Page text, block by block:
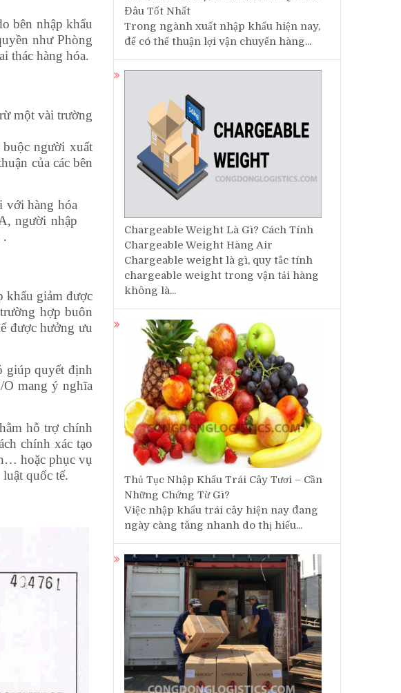
bên nhập khẩu
như Phòng
thác hàng hóa.
một vài trường
người xuất
của các bên
với hàng hóa
người nhập
.
khẩu giảm được
hợp buôn
được hưởng ưu
giúp quyết định
mang ý nghĩa
hỗ trợ chính
chính xác tạo
hoặc phục vụ
quốc tế.
Đâu Tốt Nhất
Trong ngành xuất nhập khẩu hiện nay,
để có thể thuận lợi vận chuyển hàng...
Chargeable Weight Là Gì? Cách Tính
Chargeable Weight Hàng Air
Chargeable weight là gì, quy tắc tính
chargeable weight trong vận tải hàng
không là...
Thủ Tục Nhập Khẩu Trái Cây Tươi – Cần
Những Chứng Từ Gì?
Việc nhập khẩu trái cây hiện nay đang
ngày càng tăng nhanh do thị hiếu...